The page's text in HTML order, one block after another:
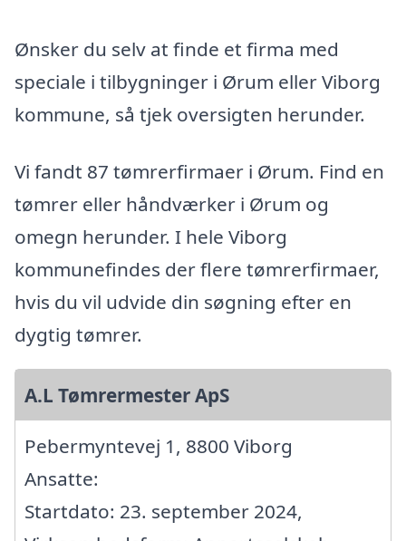
Ønsker du selv at finde et firma med
speciale i tilbygninger i Ørum eller Viborg
kommune, så tjek oversigten herunder.
Vi fandt 87 tømrerfirmaer i Ørum. Find en
tømrer eller håndværker i Ørum og
omegn herunder. I hele Viborg
kommunefindes der flere tømrerfirmaer,
hvis du vil udvide din søgning efter en
dygtig tømrer.
A.L Tømrermester ApS
Pebermyntevej 1, 8800 Viborg
Ansatte:
Startdato: 23. september 2024,